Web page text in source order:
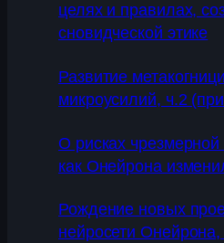
целях и правилах,
сновидческой этике
Развитие
микроусилий, ч.2
О рисках чрезмерной
как Онейрона
Рождение новых
нейросети Онейрона,